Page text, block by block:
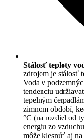
Stálosť teploty
zdrojom je stálosť
Voda v
tendenciu
tepelným
zimnom období,
°C (na rozdiel od
energiu zo
môže klesnúť aj na